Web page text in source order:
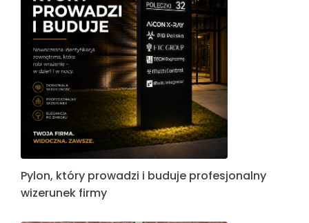
Pylon, który prowadzi i buduje profesjonalny
wizerunek firmy